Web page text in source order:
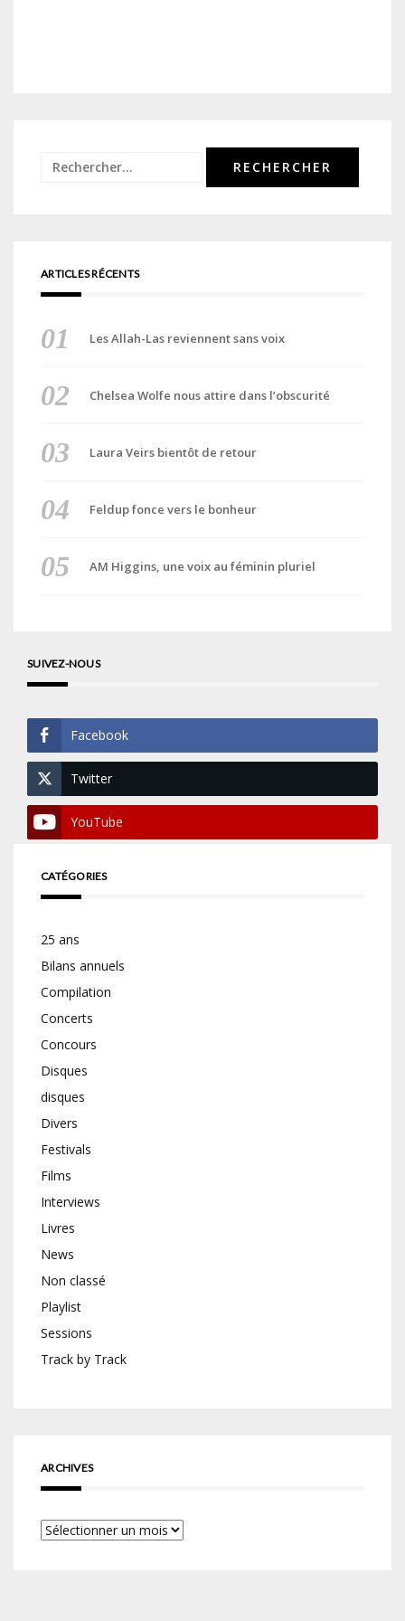
Rechercher :
ARTICLES RÉCENTS
Les Allah-Las reviennent sans voix
Chelsea Wolfe nous attire dans l’obscurité
Laura Veirs bientôt de retour
Feldup fonce vers le bonheur
AM Higgins, une voix au féminin pluriel
SUIVEZ-NOUS
Facebook
Twitter
YouTube
CATÉGORIES
25 ans
Bilans annuels
Compilation
Concerts
Concours
Disques
disques
Divers
Festivals
Films
Interviews
Livres
News
Non classé
Playlist
Sessions
Track by Track
ARCHIVES
Archives